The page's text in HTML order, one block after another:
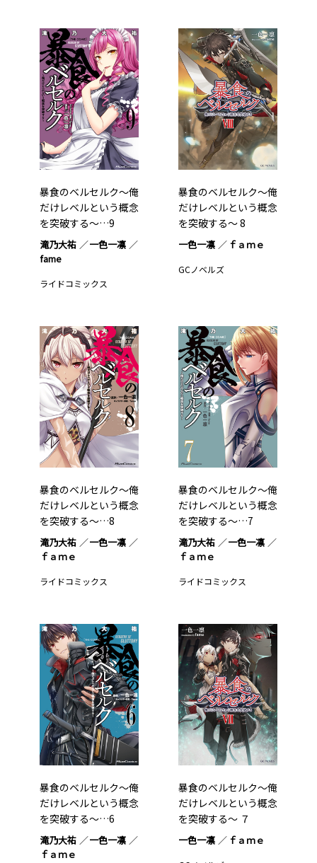
暴食のベルセルク～俺
だけレベルという概念
を突破する～…9
滝乃大祐
一色一凛
fame
ライドコミックス
暴食のベルセルク～俺
だけレベルという概念
を突破する～ 8
一色一凛 ｆａｍｅ
GCノベルズ
暴食のベルセルク～俺
だけレベルという概念
を突破する～…8
滝乃大祐
一色一凛
ｆａｍｅ
ライドコミックス
暴食のベルセルク～俺
だけレベルという概念
を突破する～…7
滝乃大祐
一色一凛
ｆａｍｅ
ライドコミックス
暴食のベルセルク～俺
だけレベルという概念
を突破する～…6
滝乃大祐
一色一凛
ｆａｍｅ
暴食のベルセルク～俺
だけレベルという概念
を突破する～ ７
一色一凛 ｆａｍｅ